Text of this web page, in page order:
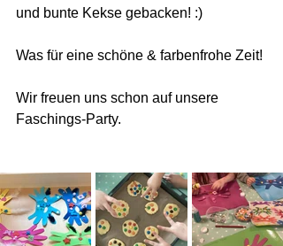
und bunte Kekse gebacken! :)
Was für eine schöne & farbenfrohe Zeit!
Wir freuen uns schon auf unsere
Faschings-Party.